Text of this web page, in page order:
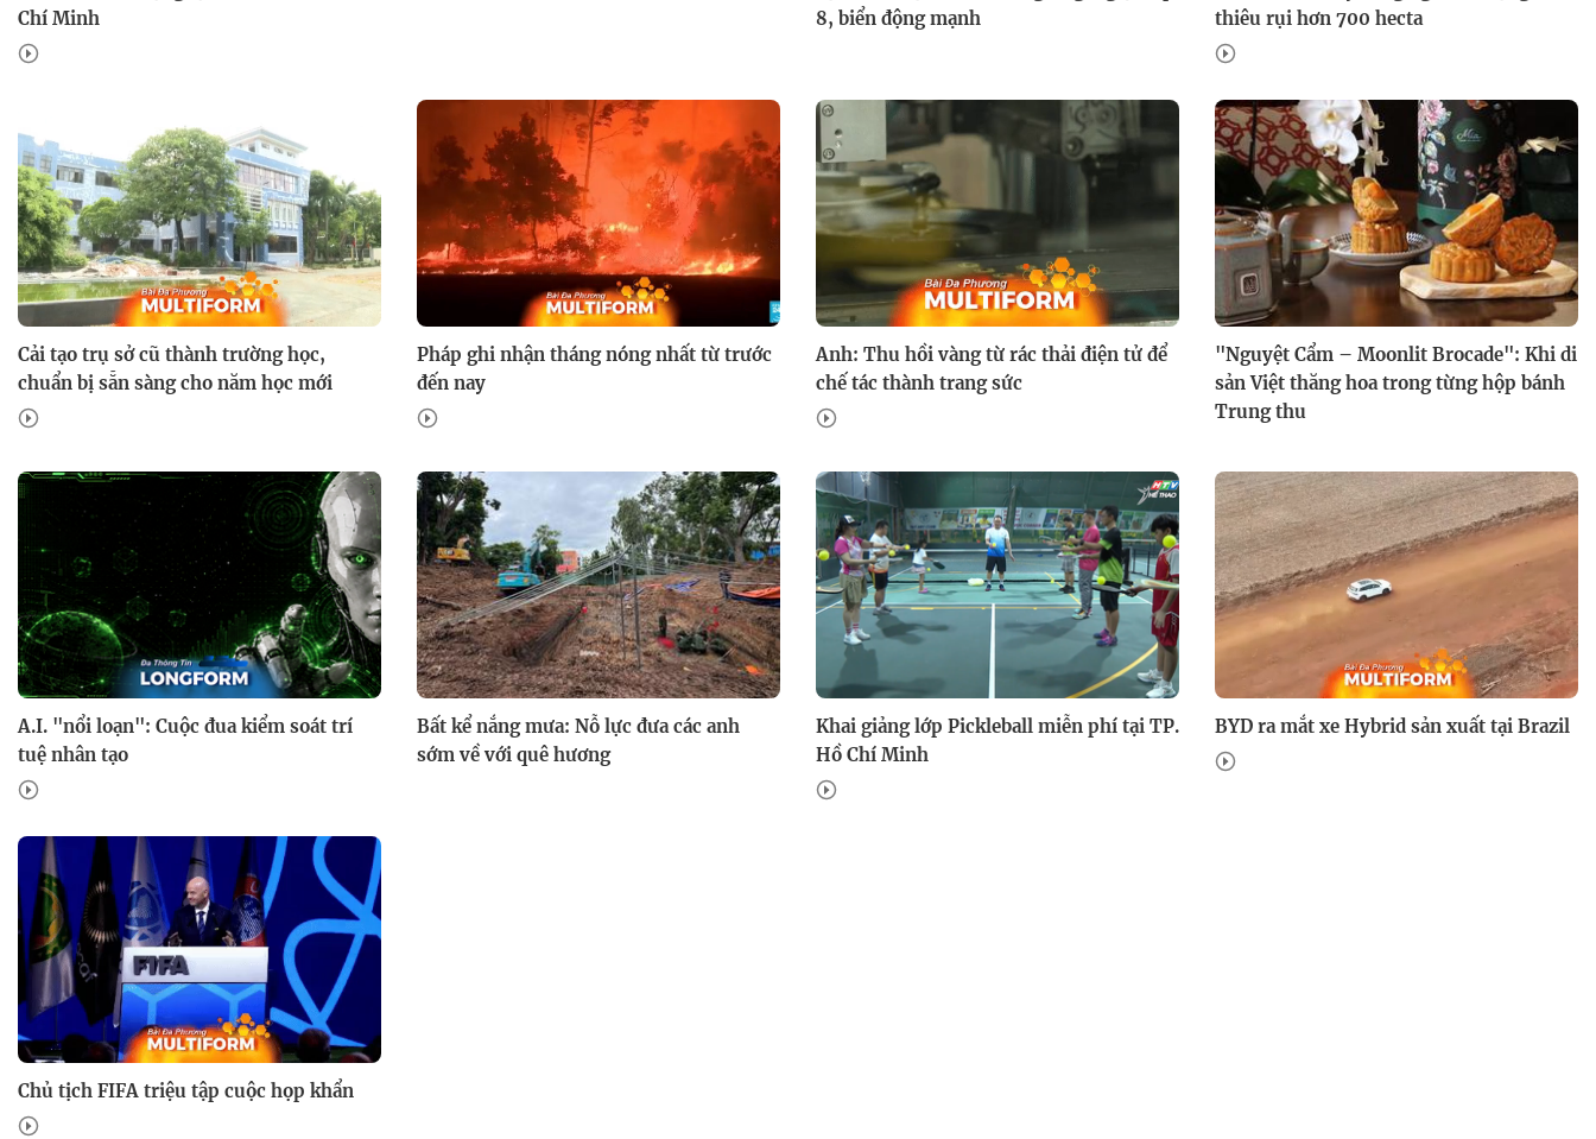
Chí Minh
8, biển động mạnh
thiêu rụi hơn 700 hecta
Cải tạo trụ sở cũ thành trường học,
chuẩn bị sẵn sàng cho năm học mới
Pháp ghi nhận tháng nóng nhất từ trước
đến nay
Anh: Thu hồi vàng từ rác thải điện tử để
chế tác thành trang sức
"Nguyệt Cẩm – Moonlit Brocade": Khi di
sản Việt thăng hoa trong từng hộp bánh
Trung thu
A.I. "nổi loạn": Cuộc đua kiểm soát trí
tuệ nhân tạo
Bất kể nắng mưa: Nỗ lực đưa các anh
sớm về với quê hương
Khai giảng lớp Pickleball miễn phí tại TP.
Hồ Chí Minh
BYD ra mắt xe Hybrid sản xuất tại Brazil
Chủ tịch FIFA triệu tập cuộc họp khẩn